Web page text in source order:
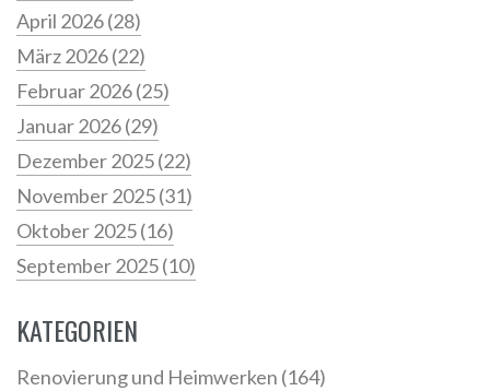
April 2026(28)
März 2026(22)
Februar 2026(25)
Januar 2026(29)
Dezember 2025(22)
November 2025(31)
Oktober 2025(16)
September 2025(10)
KATEGORIEN
Renovierung und Heimwerken (164)